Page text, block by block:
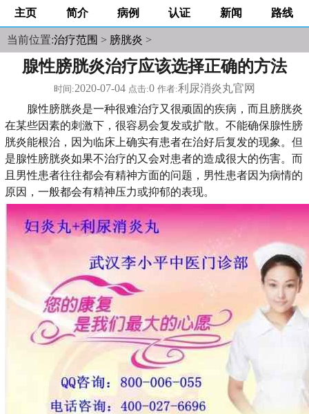
主页 简介 病例 认证 新闻 路线
当前位置:治疗范围 > 膀胱炎 >
腺性膀胱炎治疗应该选择正确的方法
时间:2020-07-04 点击:0 作者:利尿消炎丸官网
腺性膀胱炎是一种很难治疗又很顽固的疾病，而且膀胱炎
在某些因素的刺激下，很容易会复发或扩散。不能确保腺性膀
胱炎能根治，因为临床上确实有患者在治好后复发的现象。但
是腺性膀胱炎如果不治疗的又会对患者的造成很大的伤害。而
且男性患者往往都会有精神方面的问题，男性患者因为病情的
原因，一般都会有精神压力或抑郁的表现。